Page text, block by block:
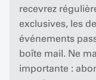
recevrez
exclusives, les
événements
boîte mail. Ne
importante :